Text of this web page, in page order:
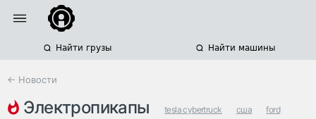
Найти грузы Найти машины
← Новости
электропикапы tesla cybertruck сша ford